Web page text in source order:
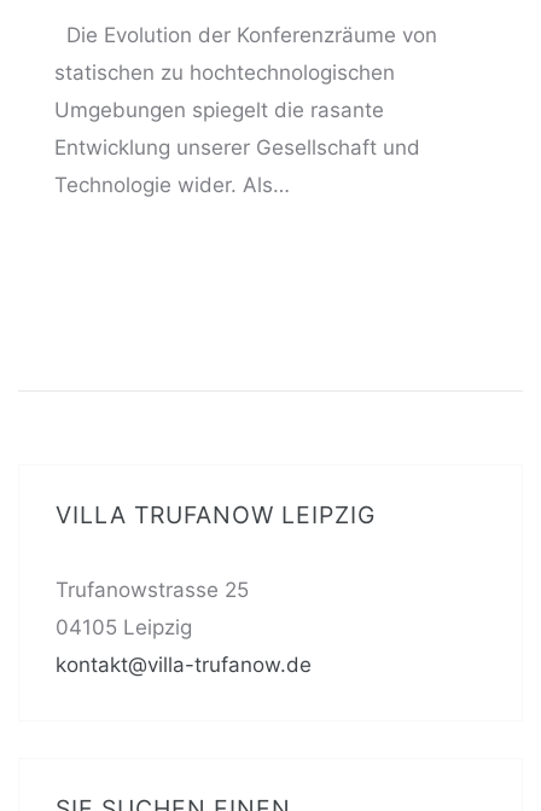
Die Evolution der Konferenzräume von
statischen zu hochtechnologischen
Umgebungen spiegelt die rasante
Entwicklung unserer Gesellschaft und
Technologie wider. Als…
VILLA TRUFANOW LEIPZIG
Trufanowstrasse 25
04105 Leipzig
kontakt@villa-trufanow.de